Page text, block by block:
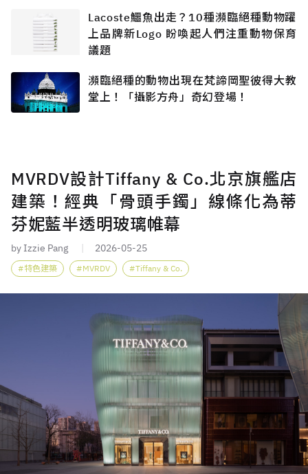
Lacoste鱷魚出走？10種瀕臨絕種動物躍
上品牌新Logo 盼喚起人們注重動物保育
議題
瀕臨絕種的動物出現在梵諦岡聖彼得大教
堂上！「攝影方舟」奇幻登場！
MVRDV設計Tiffany & Co.北京旗艦店
建築！經典「骨頭手鐲」線條化為蒂
芬妮藍半透明玻璃帷幕
by Izzie Pang 2026-05-25
特色建築 MVRDV Tiffany & Co.